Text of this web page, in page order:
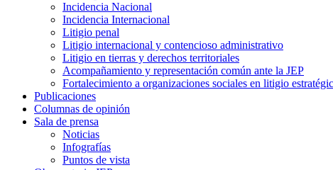
Incidencia Nacional
Incidencia Internacional
Litigio penal
Litigio internacional y contencioso administrativo
Litigio en tierras y derechos territoriales
Acompañamiento y representación común ante la JEP
Fortalecimiento a organizaciones sociales en litigio
Publicaciones
Columnas de opinión
Sala de prensa
Noticias
Infografías
Puntos de vista